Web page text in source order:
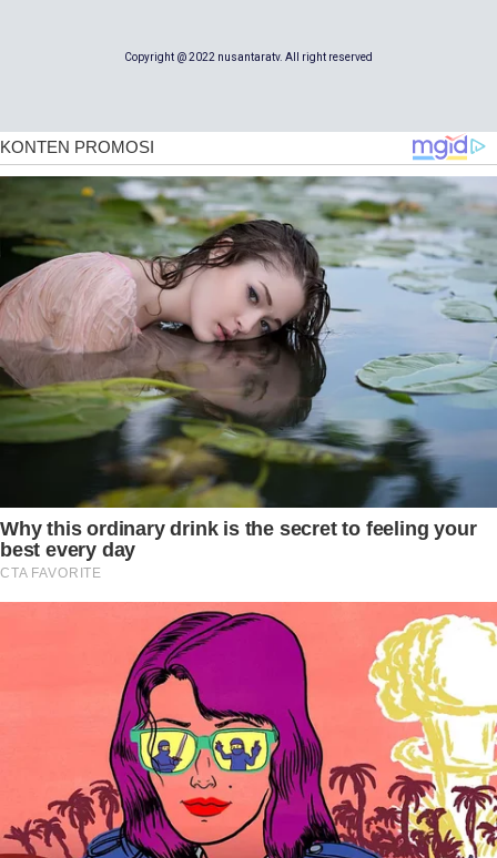
Copyright @ 2022 nusantaratv. All right reserved